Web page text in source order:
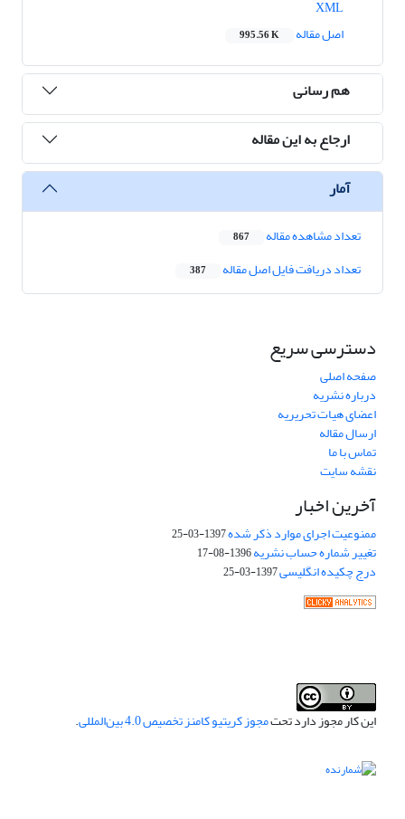
اصل مقاله
995.56 K
هم رسانی
ارجاع به این مقاله
آمار
تعداد مشاهده مقاله 867
تعداد دریافت فایل اصل مقاله 387
دسترسی سریع
صفحه اصلی
درباره نشریه
اعضای هیات تحریریه
ارسال مقاله
تماس با ما
نقشه سایت
آخرین اخبار
ممنوعیت اجرای موارد ذکر شده1397-03-25
تغییر شماره حساب نشریه1396-08-17
درج چکیده انگلیسی1397-03-25
این کار مجوز دارد تحتمجوز کریتیو کامنز تخصیص 4.0 بین‌المللی .